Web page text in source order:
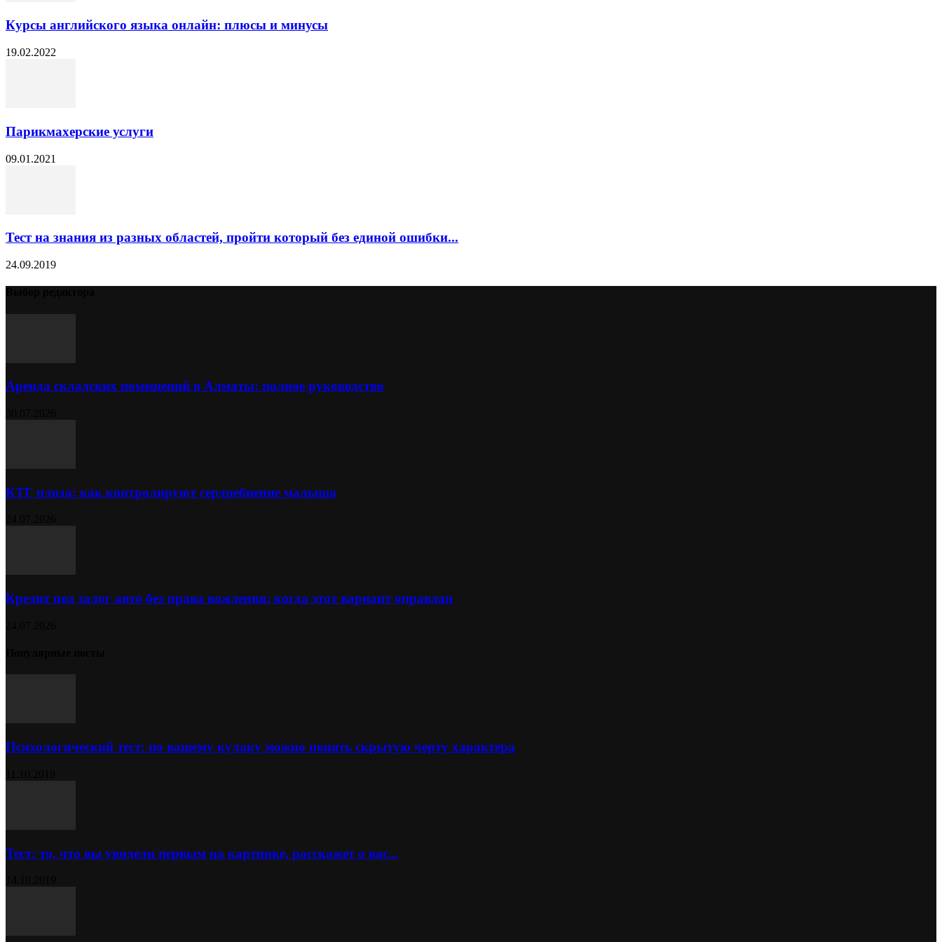
Курсы английского языка онлайн: плюсы и минусы
19.02.2022
Парикмахерские услуги
09.01.2021
Тест на знания из разных областей, пройти который без единой ошибки...
24.09.2019
Аренда складских помещений в Алматы: полное руководство
КТГ плода: как контролируют сердцебиение малыша
Кредит под залог авто без права вождения: когда этот вариант оправдан
Психологический тест: по вашему кулаку можно понять скрытую черту характера
Тест: то, что вы увидели первым на картинке, расскажет о вас...